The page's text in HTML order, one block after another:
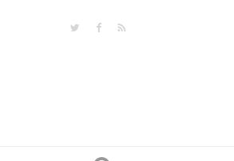
TwitterFacebook
RSS